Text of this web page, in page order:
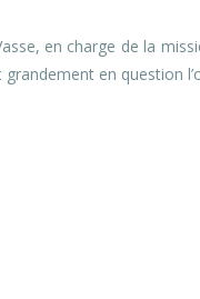
en charge de la
en question